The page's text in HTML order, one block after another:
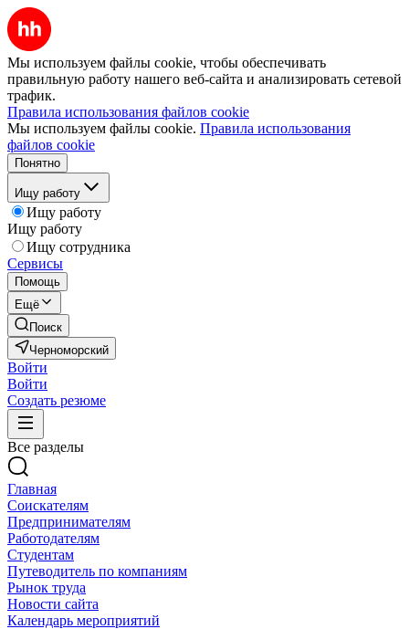
Мы используем файлы cookie, чтобы обеспечивать
правильную работу нашего веб-сайта и анализировать сетевой
трафик.
Правила использования файлов cookie
Мы используем файлы cookie. Правила использования
файлов cookie
Понятно
Ищу работу
Ищу работу
Ищу работу
Ищу сотрудника
Сервисы
Помощь
Ещё
Поиск
Черноморский
Войти
Войти
Создать резюме
Все разделы
Главная
Соискателям
Предпринимателям
Работодателям
Студентам
Путеводитель по компаниям
Рынок труда
Новости сайта
Календарь мероприятий